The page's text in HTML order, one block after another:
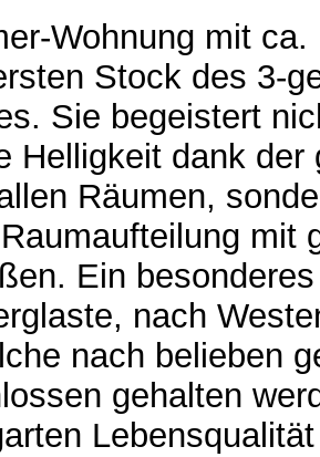
Wohnung mit ca.
Stock des 3-
Sie begeistert
Helligkeit dank der
Räumen,
mit
Ein
nach
nach belieben
gehalten